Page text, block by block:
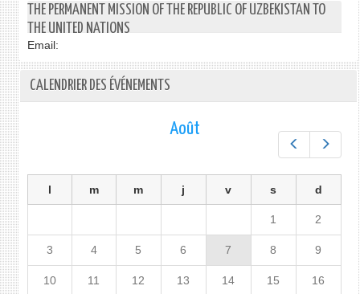
THE PERMANENT MISSION OF THE REPUBLIC OF UZBEKISTAN TO
THE UNITED NATIONS
Email:
CALENDRIER DES ÉVÉNEMENTS
Préc.
Août
l m m j v s d
1 2
3 4 5 6 7 8 9
10 11 12 13 14 15 16